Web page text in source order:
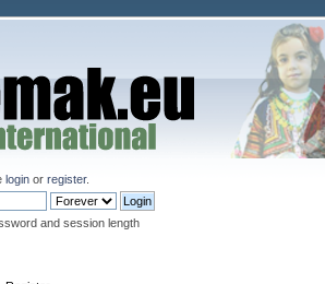
loginor register.
and session length